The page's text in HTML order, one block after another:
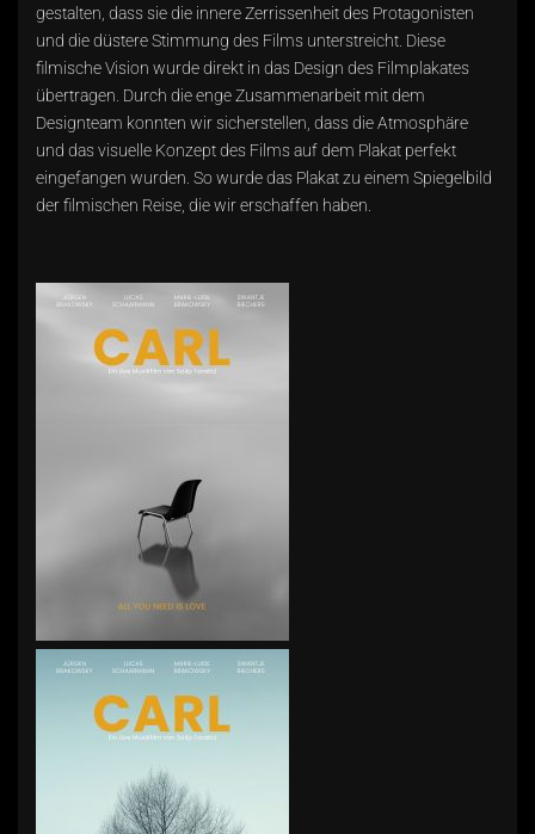
gestalten, dass sie die innere Zerrissenheit des Protagonisten
und die düstere Stimmung des Films unterstreicht. Diese
filmische Vision wurde direkt in das Design des Filmplakates
übertragen. Durch die enge Zusammenarbeit mit dem
Designteam konnten wir sicherstellen, dass die Atmosphäre
und das visuelle Konzept des Films auf dem Plakat perfekt
eingefangen wurden. So wurde das Plakat zu einem Spiegelbild
der filmischen Reise, die wir erschaffen haben.